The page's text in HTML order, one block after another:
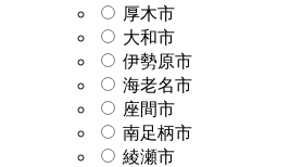
厚木市
大和市
伊勢原市
海老名市
座間市
南足柄市
綾瀬市